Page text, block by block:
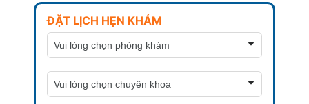
ĐẶT LỊCH HẸN KHÁM